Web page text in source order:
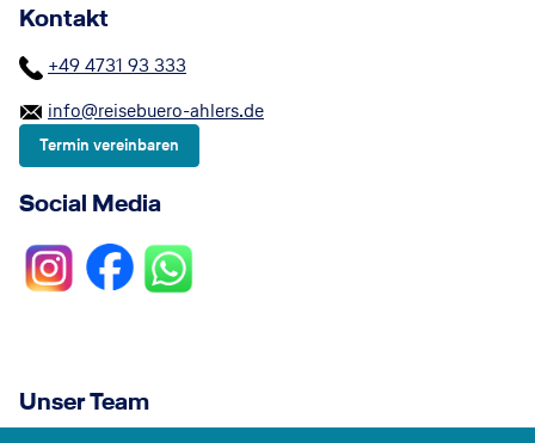
Kontakt
+49 4731 93 333
info@reisebuero-ahlers.de
Termin vereinbaren
Social Media
Unser Team